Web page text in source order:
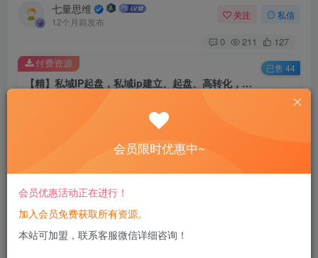
七量思维
12个月前发布
关注 私信
0 211 127
【精】私域IP起盘，私域ip建立、起盘、高转化，打造年入千万的私域ip模型
8.8
免费
您当前未登录！建议登陆后购买，可保存购买订单
付费资源 已售 44
会员限时优惠中~
会员优惠活动正在进行！
加入会员免费获取所有资源。
本站可加盟，联系客服微信详细咨询！